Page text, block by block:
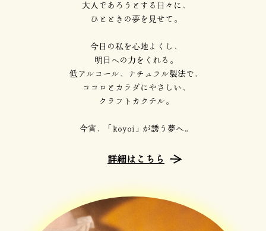
大人であろうとする日々に、
ひとときの夢を見せて。
今日の私を心地よくし、
明日への力をくれる。
低アルコール、ナチュラル製法で、
ココロとカラダにやさしい、
クラフトカクテル。
今宵、「koyoi」が誘う夢へ。
詳細はこちら